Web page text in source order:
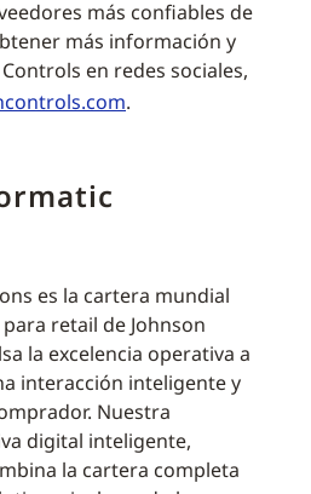
más confiables de
más información y
en redes sociales,
.
es la cartera mundial
retail de Johnson
la excelencia operativa a
interacción inteligente y
Nuestra
digital inteligente,
la cartera completa